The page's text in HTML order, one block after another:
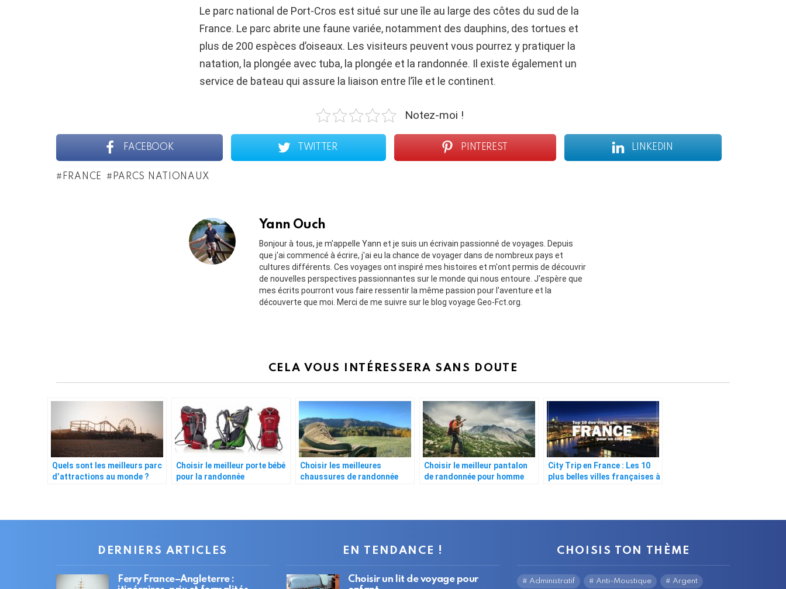
Le parc national de Port-Cros est situé sur une île au large des côtes du sud de la
France. Le parc abrite une faune variée, notamment des dauphins, des tortues et
plus de 200 espèces d’oiseaux. Les visiteurs peuvent vous pourrez y pratiquer la
natation, la plongée avec tuba, la plongée et la randonnée. Il existe également un
service de bateau qui assure la liaison entre l’île et le continent.
Notez-moi !
FACEBOOK TWITTER PINTEREST LINKEDIN
FRANCE PARCS NATIONAUX
Yann Ouch
Bonjour à tous, je m'appelle Yann et je suis un écrivain passionné de voyages. Depuis
que j'ai commencé à écrire, j'ai eu la chance de voyager dans de nombreux pays et
cultures différents. Ces voyages ont inspiré mes histoires et m'ont permis de découvrir
de nouvelles perspectives passionnantes sur le monde qui nous entoure. J'espère que
mes écrits pourront vous faire ressentir la même passion pour l'aventure et la
découverte que moi. Merci de me suivre sur le blog voyage Geo-Fct.org.
CELA VOUS INTÉRESSERA SANS DOUTE
Quels sont les meilleurs parc
d’attractions au monde ?
Choisir le meilleur porte bébé
pour la randonnée
Choisir les meilleures
chaussures de randonnée
Choisir le meilleur pantalon
de randonnée pour homme
City Trip en France : Les 10
plus belles villes françaises à
DERNIERS ARTICLES
Ferry France–Angleterre :
EN TENDANCE !
Choisir un lit de voyage pour
CHOISIS TON THÈME
Administratif Anti-Moustique Argent